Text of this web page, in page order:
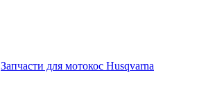
Запчасти для мотокос Husqvarna